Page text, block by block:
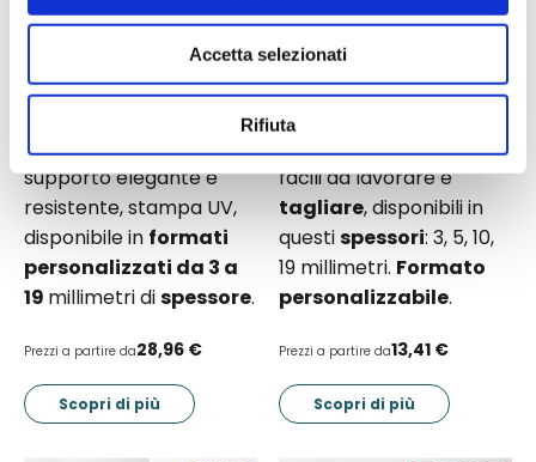
Accetta selezionati
Rifiuta
PVC espanso, perfetta
per insegne, pannelli
promozionali, espositori
impatto visivo. Un
supporto elegante e
resistente, stampa UV,
disponibile in formati
personalizzati da 3 a
19 millimetri dispessore.
Prezzi a partire da28,96 €
Scopri di più
espanso, ideali per
strutture decorative,
insegne, pannellature e
allestimenti
professionali. Resistenti,
facili da lavorare e
tagliare, disponibili in
questispessori: 3, 5, 10,
19 millimetri. Formato
personalizzabile.
Prezzi a partire da13,41 €
Scopri di più